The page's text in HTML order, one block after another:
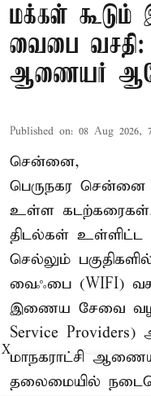
மக்கள்
வைபை வசதி:
ஆணையர்
Published on: 08 Aug 2026,
சென்னை,
பெருநகர சென்னை
உள்ள கடற்கரைகள்,
திடல்கள் உள்ளிட்ட
செல்லும்
வைஃபை (WIFI)
இணைய சேவை
Service
மாநகராட்சி
தலைமையில்
X